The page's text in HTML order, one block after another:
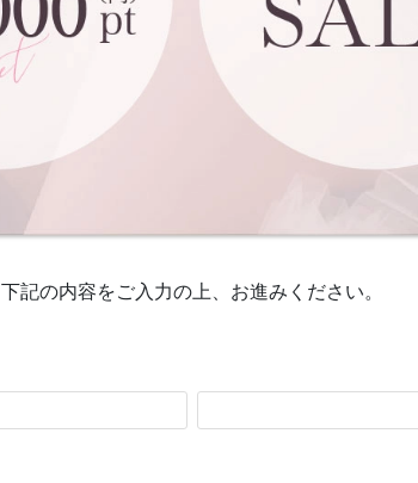
下記の内容をご入力の上、お進みください。